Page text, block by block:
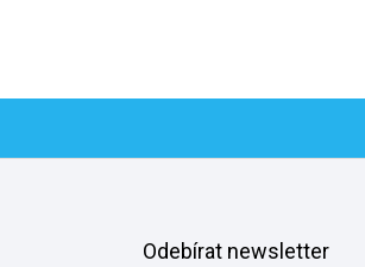
Odebírat newsletter